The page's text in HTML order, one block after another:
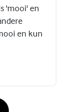
'mooi' en
en kun